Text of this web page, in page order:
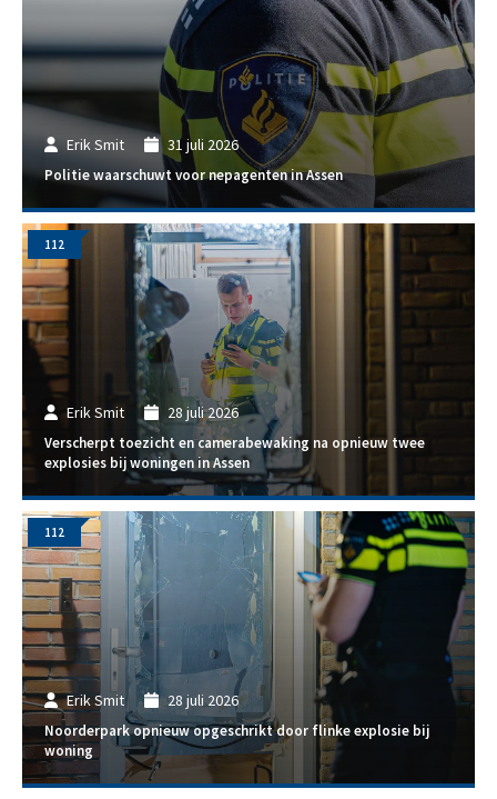
Erik Smit 31 juli 2026
Politie waarschuwt voor nepagenten in Assen
Erik Smit 28 juli 2026
Verscherpt toezicht en camerabewaking na opnieuw twee
explosies bij woningen in Assen
112
Erik Smit 28 juli 2026
Noorderpark opnieuw opgeschrikt door flinke explosie bij
woning
112